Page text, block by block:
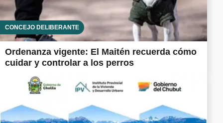
CONCEJO DELIBERANTE
Ordenanza vigente: El Maitén recuerda cómo
cuidar y controlar a los perros